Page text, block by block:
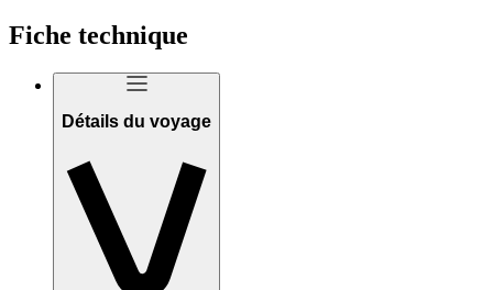
Fiche technique
Détails du voyage